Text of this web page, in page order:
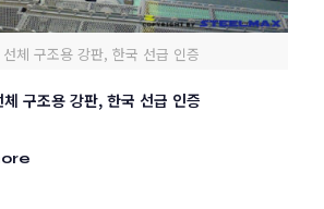
선체 구조용 강판, 한국 선급 인증
구조용 강판, 한국 선급 인증